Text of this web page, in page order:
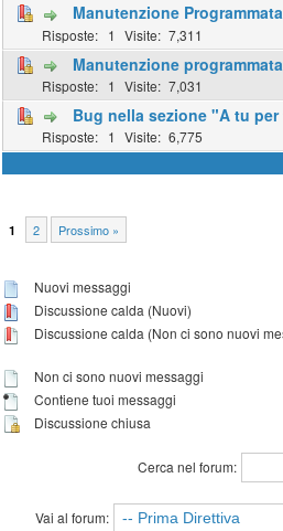
Manutenzione
1 7,311
Manutenzione
1 7,031
Bug nella sezione "A tu
1 6,775
1 2 Prossimo »
Nuovi messaggi
Discussione calda (Nuovi)
Discussione calda (Non ci sono nuovi
Non ci sono nuovi messaggi
Contiene tuoi messaggi
Discussione chiusa
Cerca nel forum:
Vai al forum: